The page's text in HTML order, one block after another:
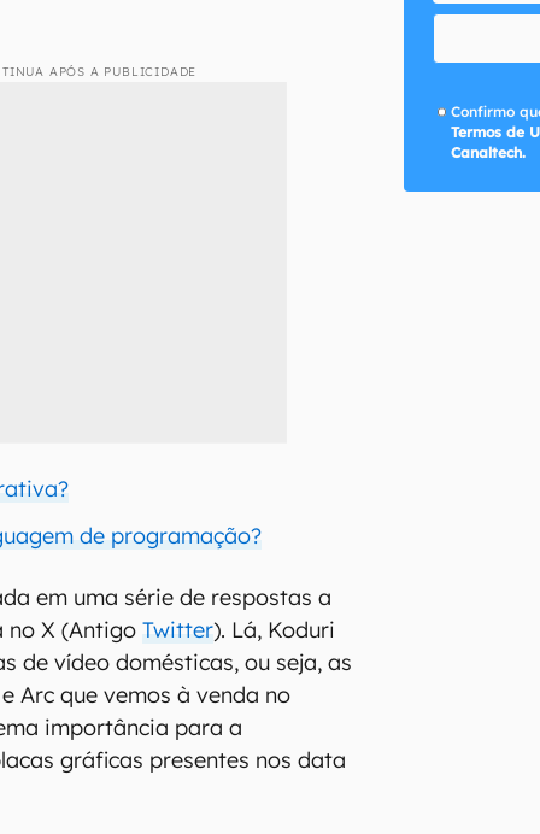
APÓS A PUBLICIDADE
de programação?
em uma série de respostas a
no X (AntigoTwitter). Lá, Koduri
de vídeo domésticas, ou seja, as
Arc que vemos à venda no
importância para a
gráficas presentes nos data
Confirmo
Termos de
Canaltech.